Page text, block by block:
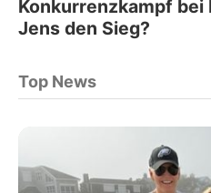
Konkurrenzkampf bei
Jens den Sieg?
Top News